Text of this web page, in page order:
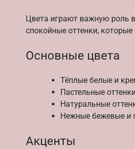
Цвета играют важную роль
спокойные оттенки,
Основные цвета
Тёплые белые и
Пастельные
Натуральные
Нежные бежевые и
Акценты